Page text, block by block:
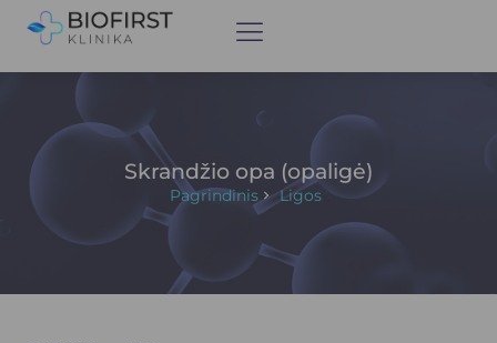
Skrandžio opa (opaligė)
Pagrindinis Ligos